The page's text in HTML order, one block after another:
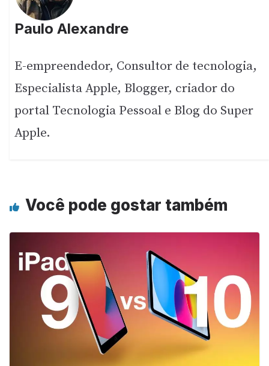
Paulo Alexandre
E-empreendedor, Consultor de tecnologia,
Especialista Apple, Blogger, criador do
portal Tecnologia Pessoal e Blog do Super
Apple.
Você pode gostar também